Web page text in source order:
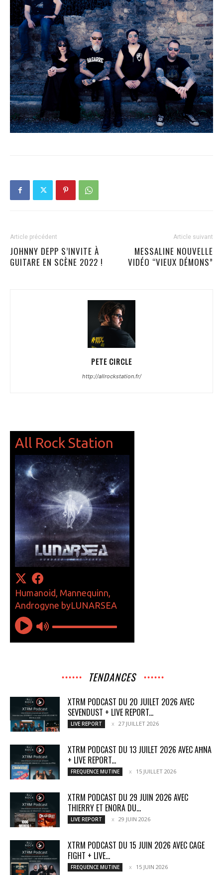
Article précédent
JOHNNY DEPP S’INVITE À
GUITARE EN SCÈNE 2022 !
Article suivant
MESSALINE NOUVELLE
VIDÉO “VIEUX DÉMONS”
PETE CIRCLE
http://allrockstation.fr/
TENDANCES
XTRM PODCAST DU 20 JUILET 2026 AVEC
SEVENDUST + LIVE REPORT...
LIVE REPORT 27 JUILLET 2026
XTRM PODCAST DU 13 JUILET 2026 AVEC AĦNA
+ LIVE REPORT...
FREQUENCE MUTINE 15 JUILLET 2026
XTRM PODCAST DU 29 JUIN 2026 AVEC
THIERRY ET ENORA DU...
LIVE REPORT 29 JUIN 2026
XTRM PODCAST DU 15 JUIN 2026 AVEC CAGE
FIGHT + LIVE...
FREQUENCE MUTINE 15 JUIN 2026